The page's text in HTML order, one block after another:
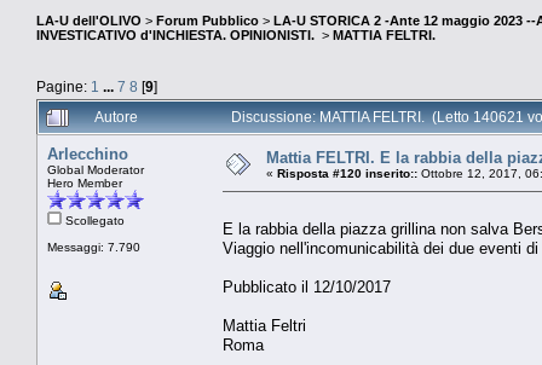
LA-U dell'OLIVO > Forum Pubblico > LA-U STORICA 2 -Ante 12 maggio 2023 --
INVESTICATIVO d'INCHIESTA. OPINIONISTI. > MATTIA FELTRI.
Pagine: 1 ... 7 8 [9]
Autore
Discussione: MATTIA FELTRI. (Letto 140621
Arlecchino
Global Moderator
Hero Member
Scollegato
Messaggi: 7.790
Mattia FELTRI. E la rabbia della
« Risposta #120 inserito:: Ottobre 12, 2017,
E la rabbia della piazza grillina non salva
Viaggio nell'incomunicabilità dei due eventi
Pubblicato il 12/10/2017
Mattia Feltri
Roma